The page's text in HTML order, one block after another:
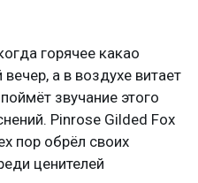
горячее какао
а в воздухе витает
звучание этого
Pinrose Gilded Fox
пор обрёл своих
ценителей